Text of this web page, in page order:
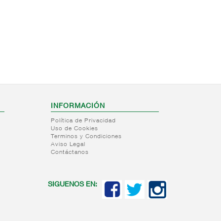
INFORMACIÓN
Política de Privacidad
Uso de Cookies
Terminos y Condiciones
Aviso Legal
Contáctanos
SIGUENOS EN: